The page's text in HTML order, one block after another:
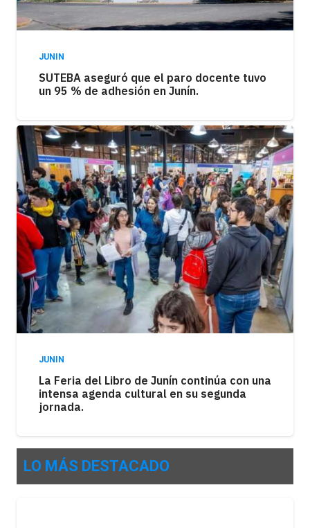
JUNIN
SUTEBA aseguró que el paro docente tuvo
un 95 % de adhesión en Junín.
JUNIN
La Feria del Libro de Junín continúa con una
intensa agenda cultural en su segunda
jornada.
LO MÁS DESTACADO